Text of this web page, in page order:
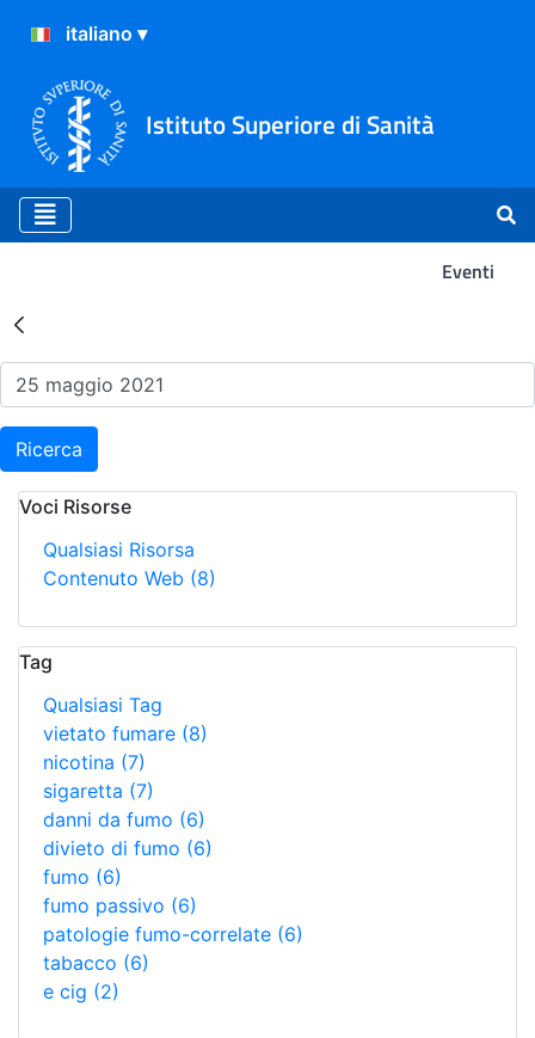
Istituto Superiore di Sanità
Eventi
Risultati della Ricerca -
Ricerca
Voci Risorse
Qualsiasi Risorsa
Contenuto Web (8)
Tag
Qualsiasi Tag
vietato fumare (8)
nicotina (7)
sigaretta (7)
danni da fumo (6)
divieto di fumo (6)
fumo (6)
fumo passivo (6)
patologie fumo-correlate (6)
tabacco (6)
e cig (2)